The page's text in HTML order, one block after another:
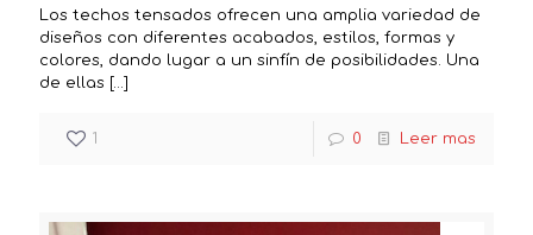
Los techos tensados ofrecen una amplia variedad de
diseños con diferentes acabados, estilos, formas y
colores, dando lugar a un sinfín de posibilidades. Una
de ellas […]
1 0 Leer mas